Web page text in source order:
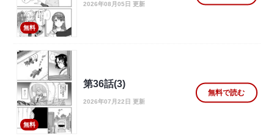
無料
2026年08月05日 更新
無料
第36話(3)
2026年07月22日 更新
無料で読む